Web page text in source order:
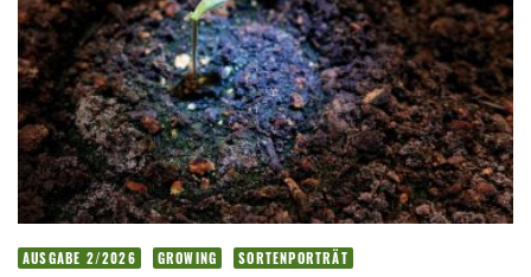
AUSGABE 2/2026 GROWING SORTENPORTRÄT